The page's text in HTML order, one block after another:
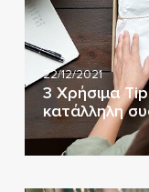
22/12/2021
3 Χρήσιμα
κατάλληλη